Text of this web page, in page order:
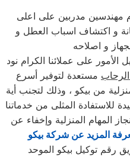
مهندسين مدربين على اعلى
و اكتشاف اسباب العطل و
و اصلاحه
الأمور على عملائنا الكرام نود
مستعدة لتوفير أسرع
من بيكو ، وذلك لتجنب أية
المهام المنزلية وإخفاء عن
المزيد عن شركة بيكو
رقم توكيل بيكو الموحد